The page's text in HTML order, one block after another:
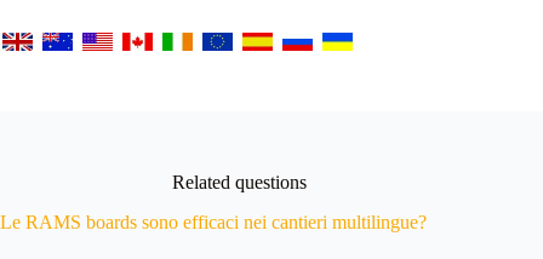
Related questions
Le RAMS boards sono efficaci nei cantieri multilingue?